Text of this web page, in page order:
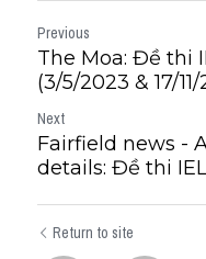
Previous
The Moa: Đề thi
(3/5/2023 & 17/
Next
Fairfield news -
details: Đề thi
Return to site